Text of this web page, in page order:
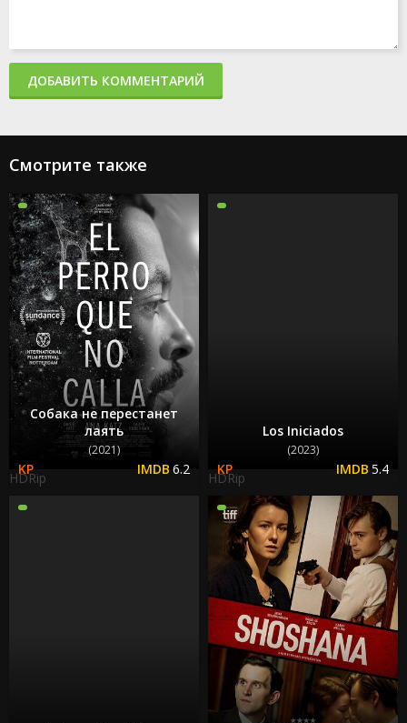
ДОБАВИТЬ КОММЕНТАРИЙ
Смотрите также
Собака не перестанет
лаять
(2021)
6.2
HDRip
Los Iniciados
(2023)
5.4
HDRip